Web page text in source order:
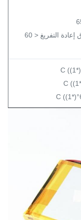
(يتم التوصية بإطلاق إعادة التفريغ < 60